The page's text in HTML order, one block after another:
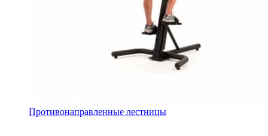
Противонаправленные лестницы